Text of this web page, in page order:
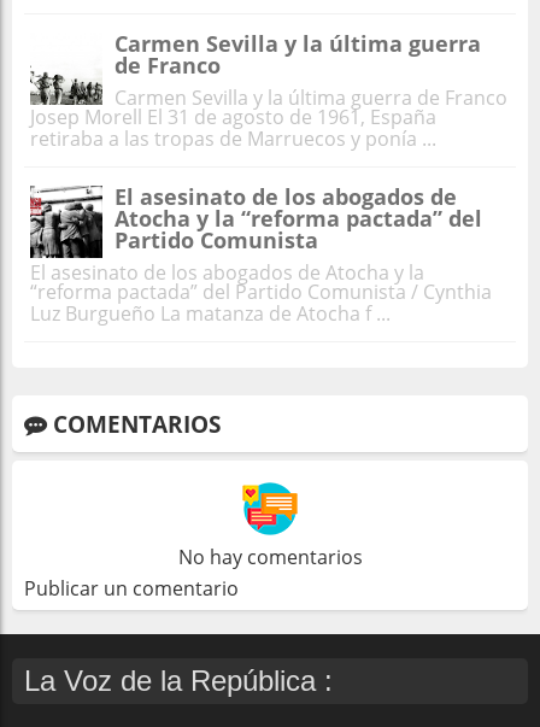
Carmen Sevilla y la última guerra
de Franco
Carmen Sevilla y la última guerra de Franco
Josep Morell El 31 de agosto de 1961, España
retiraba a las tropas de Marruecos y ponía ...
El asesinato de los abogados de
Atocha y la “reforma pactada” del
Partido Comunista
El asesinato de los abogados de Atocha y la
“reforma pactada” del Partido Comunista / Cynthia
Luz Burgueño La matanza de Atocha f ...
COMENTARIOS
No hay comentarios
Publicar un comentario
La Voz de la República :